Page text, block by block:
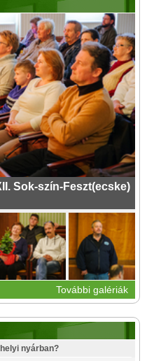
Sok-szín-Feszt(ecske)
További galériák
nyárban?